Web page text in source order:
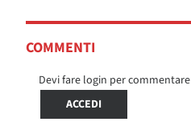
COMMENTI
Devi fare login per commentare
ACCEDI